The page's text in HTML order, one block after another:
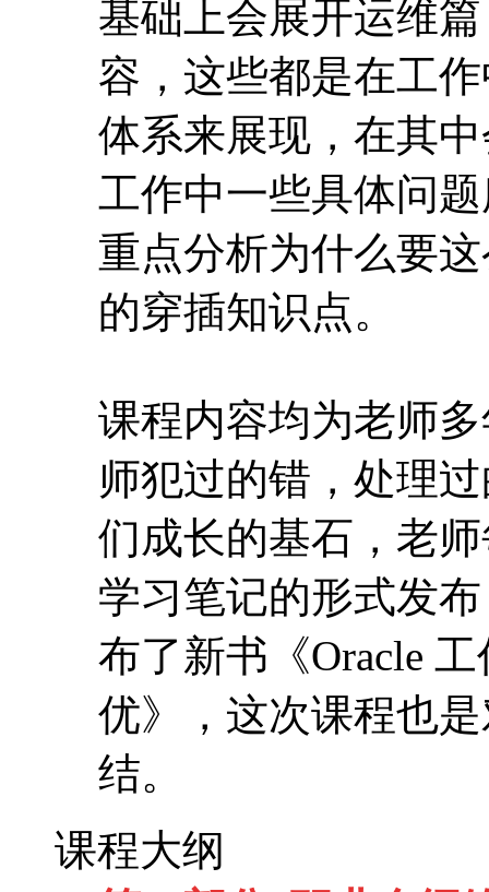
重点分析为什么要
的穿插知识点。
课程内容均为老师
师犯过的错，处理
们成长的基石，老
布了新书《Oracle
优》，这次课程也
结。
课程大纲
第一部分 职业介绍
第一课DBA的分工
规范准则介绍
作为DBA，每天会